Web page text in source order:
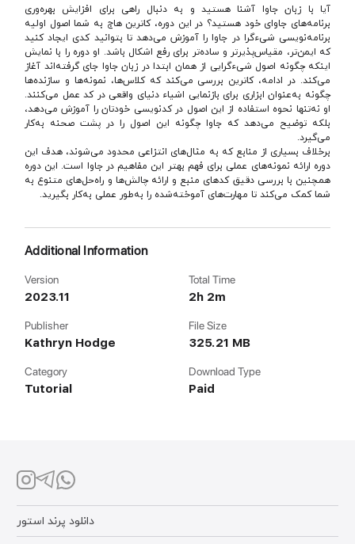
آیا با زبان جاوا آشنا هستید و به دنبال راهی برای افزایش بهره‌وری
برنامه‌های جاوای خود هستید؟ در این دوره، کاترین هاج به شما اصول اولیه
برنامه‌نویسی شیءگرا در جاوا را آموزش می‌دهد تا بتوانید کدی ایجاد کنید
که ایمن‌تر، مقیاس‌پذیرتر و ساده‌تر برای رفع اشکال باشد. او دوره را با نمایش
اینکه چگونه اصول شیءگرایی از همان ابتدا در زبان جاوا جای گرفته‌اند آغاز
می‌کند. در ادامه، کاترین بررسی می‌کند که کلاس‌ها، نمونه‌ها و سازنده‌ها
چگونه به‌عنوان ابزاری برای بازنمایی اشیاء دنیای واقعی در کد عمل می‌کنند.
او نه‌تنها نحوه استفاده از این اصول در کدنویسی خودتان را آموزش می‌دهد،
بلکه توضیح می‌دهد که جاوا چگونه این اصول را در پشت صحنه به‌کار
می‌گیرد.
برخلاف بسیاری از منابع که به مثال‌های انتزاعی محدود می‌شوند، هدف این
دوره ارائه نمونه‌های عملی برای فهم بهتر این مفاهیم در جاوا است. این دوره
همچنین با بررسی دقیق کدهای منبع و ارائه چالش‌ها و راه‌حل‌های متنوع به
شما کمک می‌کند تا مهارت‌های آموخته‌شده را به‌طور عملی به‌کار بگیرید.
Additional Information
Version
2023.11
Total Time
2h 2m
Publisher
Kathryn Hodge
File Size
325.21 MB
Category
Tutorial
Download Type
Paid
دانلود پرند استور